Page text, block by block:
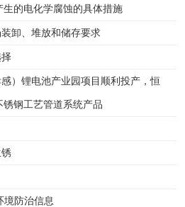
的电化学腐蚀的具体措施
卸、堆放和储存要求
）锂电池产业园项目顺利投产，恒
钢工艺管道系统产品
境防治信息